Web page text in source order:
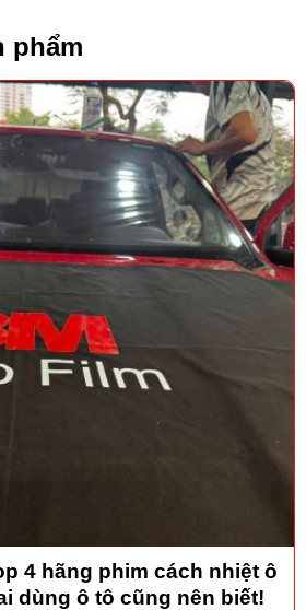
phẩm
4 hãng phim cách nhiệt ô
dùng ô tô cũng nên biết!